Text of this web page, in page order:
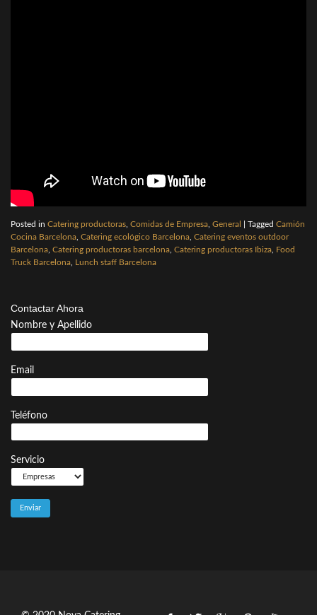
Posted in Catering productoras Comidas de Empresa General Tagged Camión
Cocina Barcelona Catering ecológico Barcelona Catering eventos outdoor
Barcelona Catering productoras barcelona Catering productoras Ibiza
Food
Truck Barcelona
Lunch staff Barcelona
Contactar Ahora
Nombre y Apellido
Email
Teléfono
Servicio